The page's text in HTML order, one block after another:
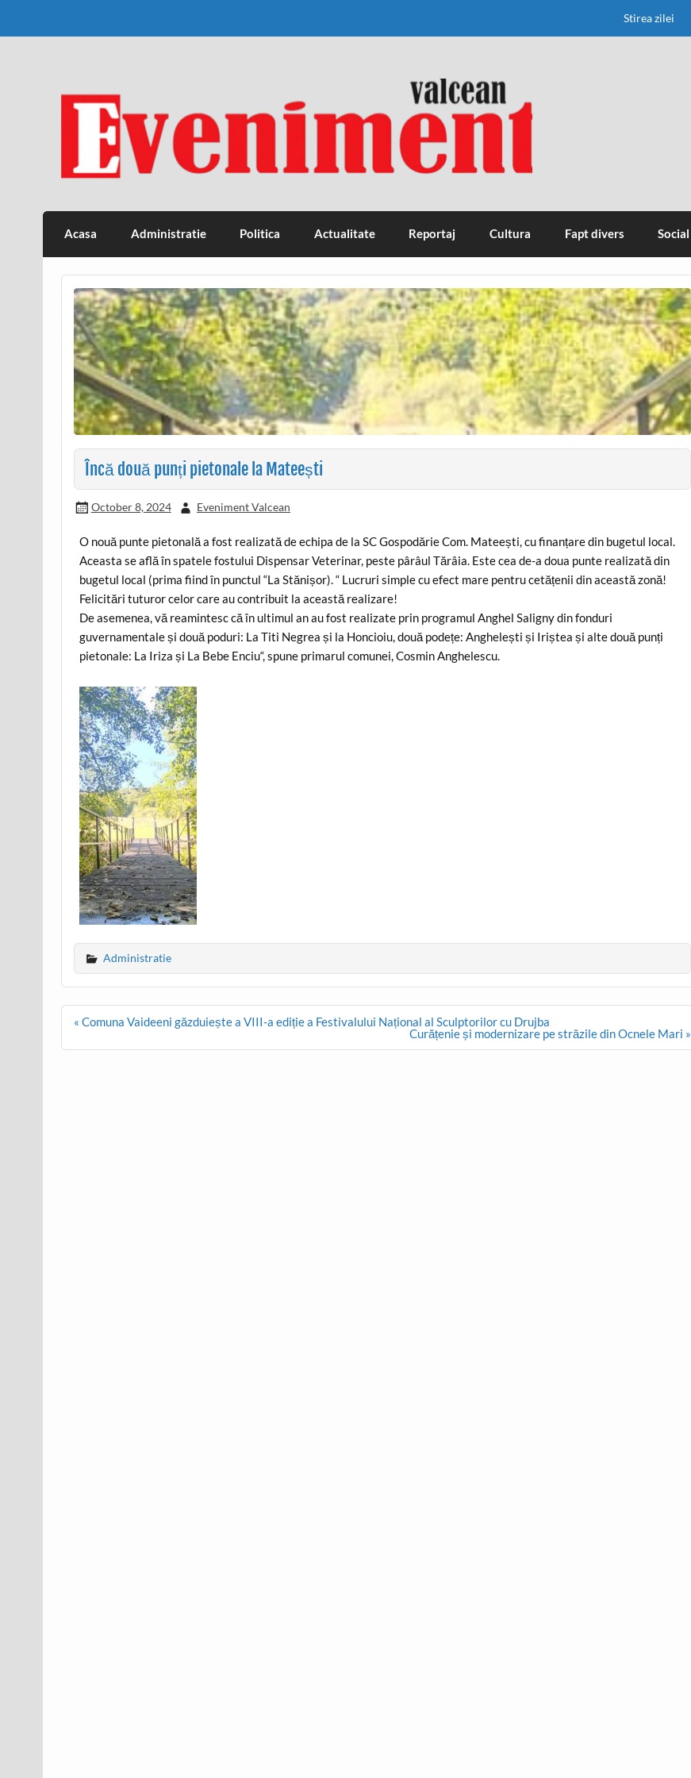
Stirea zilei
Eveniment Valcean
Acasa Administratie Politica Actualitate Reportaj Cultura Fapt divers Social
Încă două punți pietonale la Mateești
October 8, 2024 Eveniment Valcean
O nouă punte pietonală a fost realizată de echipa de la SC Gospodărie Com. Mateești, cu finanțare din bugetul local.
Aceasta se află în spatele fostului Dispensar Veterinar, peste pârâul Tărâia. Este cea de-a doua punte realizată din
bugetul local (prima fiind în punctul “La Stănișor). “ Lucruri simple cu efect mare pentru cetățenii din această zonă!
Felicitări tuturor celor care au contribuit la această realizare!
De asemenea, vă reamintesc că în ultimul an au fost realizate prin programul Anghel Saligny din fonduri
guvernamentale și două poduri: La Titi Negrea și la Honcioiu, două podețe: Anghelești și Iriștea și alte două punți
pietonale: La Iriza și La Bebe Enciu“, spune primarul comunei, Cosmin Anghelescu.
Administratie
Post
« Comuna Vaideeni găzduiește a VIII-a ediție a Festivalului Național al Sculptorilor cu Drujba
Curățenie și modernizare pe străzile din Ocnele Mari »